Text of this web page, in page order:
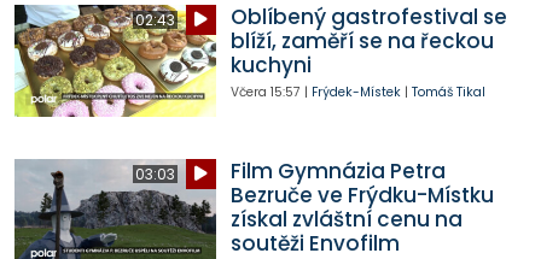
02:43
Oblíbený gastrofestival se
blíží, zaměří se na řeckou
kuchyni
Včera 15:57 | Frýdek-Místek| Tomáš Tikal
03:03
Film Gymnázia Petra
Bezruče ve Frýdku-Místku
získal zvláštní cenu na
soutěži Envofilm